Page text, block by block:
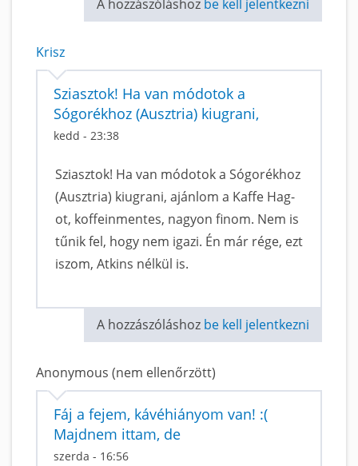
A hozzászóláshoz be kell jelentkezni
Krisz
Sziasztok! Ha van módotok a
Sógorékhoz (Ausztria) kiugrani,
kedd - 23:38
Sziasztok! Ha van módotok a Sógorékhoz
(Ausztria) kiugrani, ajánlom a Kaffe Hag-
ot, koffeinmentes, nagyon finom. Nem is
tűnik fel, hogy nem igazi. Én már rége, ezt
iszom, Atkins nélkül is.
A hozzászóláshoz be kell jelentkezni
Anonymous (nem ellenőrzött)
Fáj a fejem, kávéhiányom van! :(
Majdnem ittam, de
szerda - 16:56